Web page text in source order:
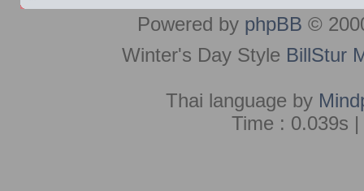
Powered by phpBB ©
Winter's Day Style BillStur
Thai language by
Time : 0.039s